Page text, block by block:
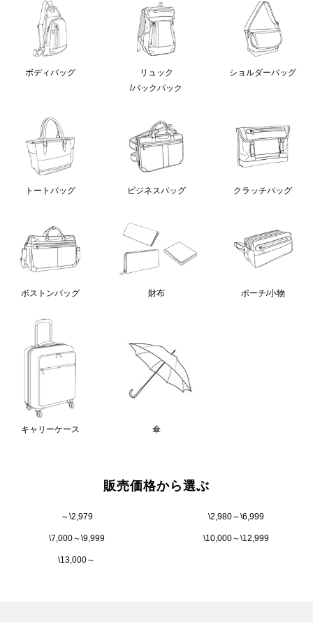
ボディバッグ
リュック
/バックパック
ショルダーバッグ
トートバッグ ビジネスバッグ クラッチバッグ
ボストンバッグ 財布 ポーチ/小物
キャリーケース 傘
販売価格から選ぶ
～\2,979 \2,980～\6,999
\7,000～\9,999 \10,000～\12,999
\13,000～